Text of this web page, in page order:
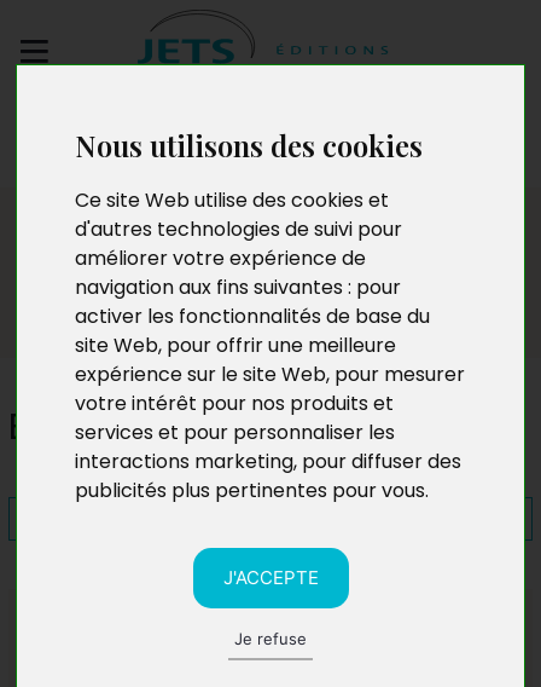
Nous utilisons des cookies
Ce site Web utilise des cookies et
d'autres technologies de suivi pour
améliorer votre expérience de
navigation aux fins suivantes : pour
activer les fonctionnalités de base du
site Web, pour offrir une meilleure
expérience sur le site Web, pour mesurer
votre intérêt pour nos produits et
services et pour personnaliser les
interactions marketing, pour diffuser des
publicités plus pertinentes pour vous.
J'ACCEPTE
Je refuse
manuscrit
Presse
Bloc G
A lire également